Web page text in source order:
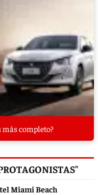
más completo?
Miami Beach